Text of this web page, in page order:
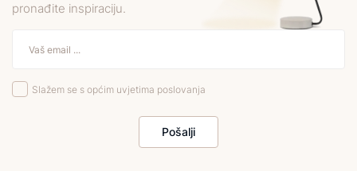
pronađite inspiraciju.
Slažem se s općim uvjetima poslovanja
Pošalji